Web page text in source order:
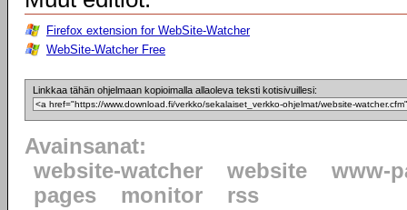
Firefox extension for WebSite-Watcher
WebSite-Watcher Free
Linkkaa tähän ohjelmaan kopioimalla allaoleva teksti kotisivuillesi:
Avainsanat:
website-watcher
website
www-
pages
monitor rss